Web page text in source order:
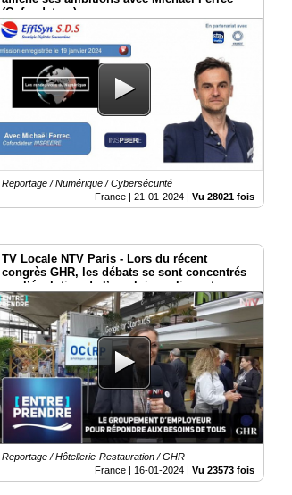
(Cofondateur)
Reportage / Numérique / Cybersécurité
France |21-01-2024 |Vu 28021 fois
TV Locale NTV Paris - Lors du récent
congrès GHR, les débats se sont concentrés
sur l’évolution de l’emploi, soulignant
l’importance croissante de l’intérim et du
CDI.
Reportage / Hôtellerie-Restauration / GHR
France | 16-01-2024 |Vu 23573 fois